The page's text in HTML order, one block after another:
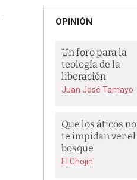
OPINIÓN
Un foro para la
teología de la
liberación
Juan José Tamayo
Que los áticos no
te impidan ver el
bosque
El Chojin